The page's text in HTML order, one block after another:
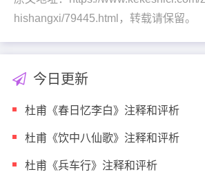
hishangxi/79445.html，转载请保留。
今日更新
杜甫《春日忆李白》注释和评析
杜甫《饮中八仙歌》注释和评析
杜甫《兵车行》注释和评析